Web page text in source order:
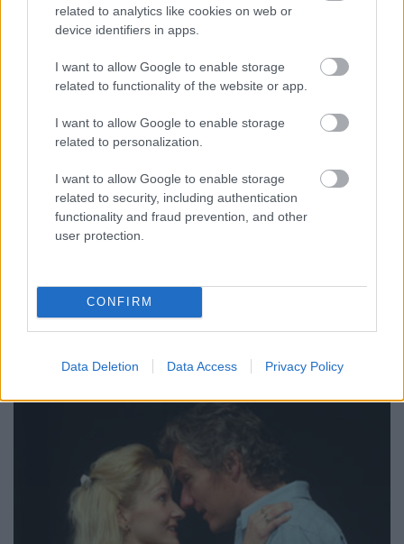
related to analytics like cookies on web or
device identifiers in apps.
I want to allow Google to enable storage
related to functionality of the website or app.
I want to allow Google to enable storage
related to personalization.
I want to allow Google to enable storage
related to security, including authentication
functionality and fraud prevention, and other
user protection.
CONFIRM
Data Deletion Data Access Privacy Policy
Bolero, Bála gála, Vasgyári capriccio
szinhazhu 2005. október 26.
Kozma Attila / Krámer GyörgyBÁLA GÁLA / VASGYÁRI
CAPRICCIO két táncmû egy este2005. november 28.
hétfõ, 19 óra - NEMZETI TÁNCSZÍNHÁZ Budapest